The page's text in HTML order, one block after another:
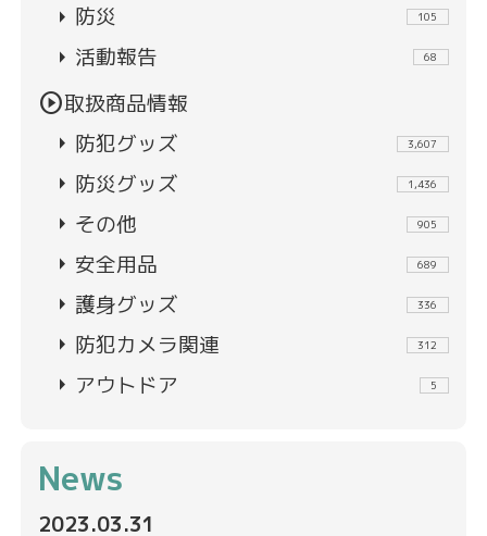
arrow_right 防災 105
arrow_right 活動報告 68
play_circle取扱商品情報
arrow_right 防犯グッズ 3,607
arrow_right 防災グッズ 1,436
arrow_right その他 905
arrow_right 安全用品 689
arrow_right 護身グッズ 336
arrow_right 防犯カメラ関連 312
arrow_right アウトドア 5
News
2023.03.31